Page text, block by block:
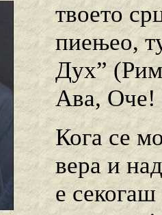
твоето
пиењео,
Дух”
Ава, Оче!
Кога се
вера и
е